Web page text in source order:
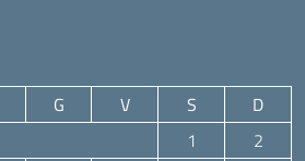
G V S
D
1
2